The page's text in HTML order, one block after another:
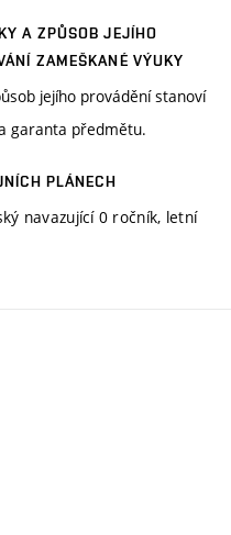
A ZPŮSOB JEJÍHO
ZAMEŠKANÉ VÝUKY
jejího provádění stanoví
garanta předmětu.
PLÁNECH
navazující 0 ročník, letní